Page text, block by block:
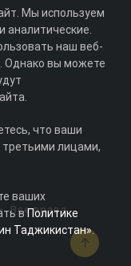
Все права
Мы используем
аналитические.
наш веб-
Однако вы можете
что ваши
лицами,
ваших
вПолитике
Таджикистан».